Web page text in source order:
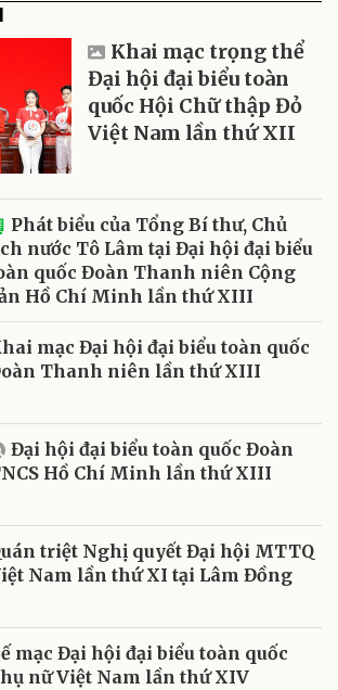
Khai mạc trọng thể
Đại hội đại biểu toàn
quốc Hội Chữ thập Đỏ
Việt Nam lần thứ XII
Phát biểu của Tổng Bí thư, Chủ
nước Tô Lâm tại Đại hội đại biểu
quốc Đoàn Thanh niên Cộng
Hồ Chí Minh lần thứ XIII
mạc Đại hội đại biểu toàn quốc
Thanh niên lần thứ XIII
Đại hội đại biểu toàn quốc Đoàn
Hồ Chí Minh lần thứ XIII
triệt Nghị quyết Đại hội MTTQ
Nam lần thứ XI tại Lâm Đồng
mạc Đại hội đại biểu toàn quốc
nữ Việt Nam lần thứ XIV